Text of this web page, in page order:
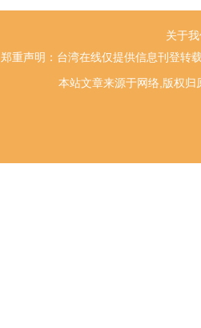
关于
郑重声明：台湾在线仅提供信息刊登转
本站文章来源于网络,版权